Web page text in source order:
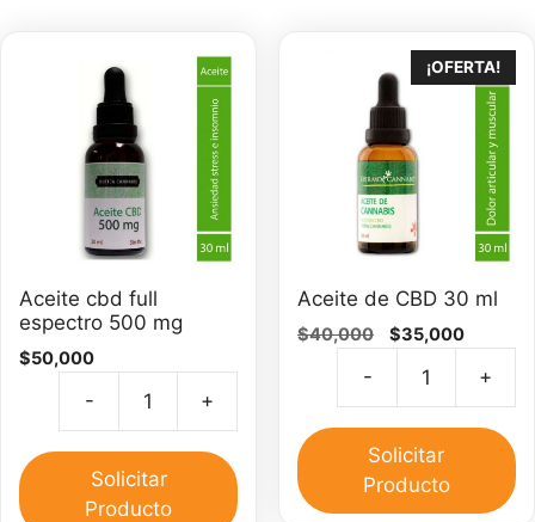
Aceite cbd full
espectro 500 mg
$50,000
-
full
espectro
+
Solicitar
Producto
¡OFERTA!
Aceite de CBD 30 ml
$40,000
El
original
era:
$40,000.
$35,000El
actual
es:
- +
Solicitar
Producto